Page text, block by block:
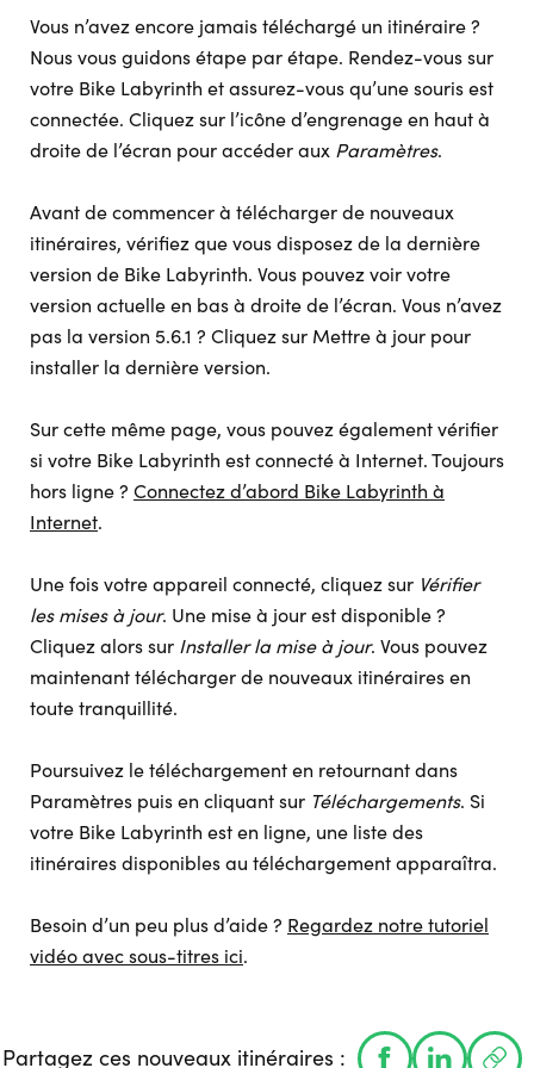
Vous n’avez encore jamais téléchargé un itinéraire ?
Nous vous guidons étape par étape. Rendez-vous sur
votre Bike Labyrinth et assurez-vous qu’une souris est
connectée. Cliquez sur l’icône d’engrenage en haut à
droite de l’écran pour accéder aux Paramètres.
Avant de commencer à télécharger de nouveaux
itinéraires, vérifiez que vous disposez de la dernière
version de Bike Labyrinth. Vous pouvez voir votre
version actuelle en bas à droite de l’écran. Vous n’avez
pas la version 5.6.1 ? Cliquez sur Mettre à jour pour
installer la dernière version.
Sur cette même page, vous pouvez également vérifier
si votre Bike Labyrinth est connecté à Internet. Toujours
hors ligne ? Connectez d’abord Bike Labyrinth à
Internet.
Une fois votre appareil connecté, cliquez sur Vérifier
les mises à jour. Une mise à jour est disponible ?
Cliquez alors sur Installer la mise à jour. Vous pouvez
maintenant télécharger de nouveaux itinéraires en
toute tranquillité.
Poursuivez le téléchargement en retournant dans
Paramètres puis en cliquant sur Téléchargements. Si
votre Bike Labyrinth est en ligne, une liste des
itinéraires disponibles au téléchargement apparaîtra.
Besoin d’un peu plus d’aide ? Regardez notre tutoriel
vidéo avec sous-titres ici.
Partagez ces nouveaux itinéraires :